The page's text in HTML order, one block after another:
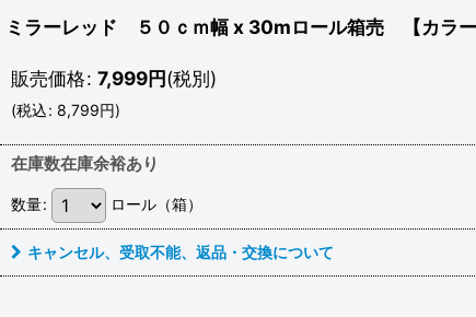
ミラーレッド ５０ｃｍ幅 x 30mロール箱売 【カラ
販売価格: 7,999円(税別)
(税込: 8,799円)
在庫数在庫余裕あり
数量: ロール（箱）
キャンセル、受取不能、返品・交換について